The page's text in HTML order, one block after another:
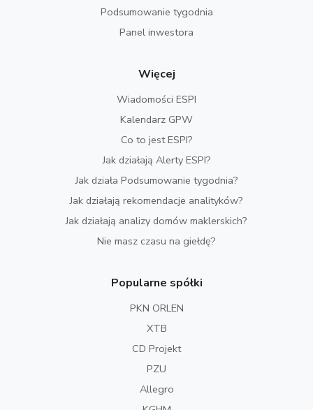
Podsumowanie tygodnia
Panel inwestora
Więcej
Wiadomości ESPI
Kalendarz GPW
Co to jest ESPI?
Jak działają Alerty ESPI?
Jak działa Podsumowanie tygodnia?
Jak działają rekomendacje analityków?
Jak działają analizy domów maklerskich?
Nie masz czasu na giełdę?
Popularne spółki
PKN ORLEN
XTB
CD Projekt
PZU
Allegro